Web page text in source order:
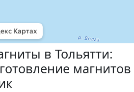
в Тольятти:
магнитов